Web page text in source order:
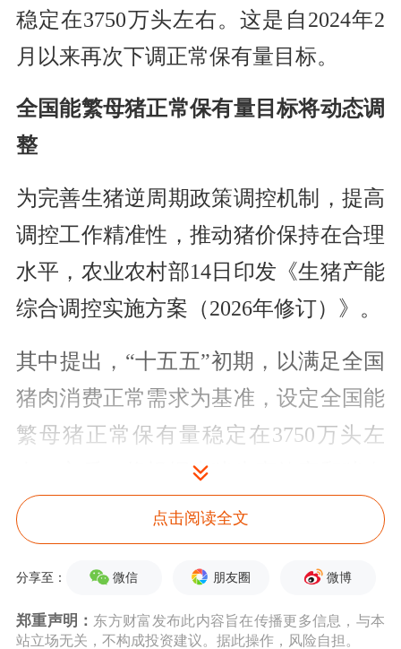
稳定在3750万头左右。这是自2024年2
月以来再次下调正常保有量目标。
全国能繁母猪正常保有量目标将动态调
整
为完善生猪逆周期政策调控机制，提高
调控工作精准性，推动猪价保持在合理
水平，农业农村部14日印发《生猪产能
综合调控实施方案（2026年修订）》。
其中提出，“十五五”初期，以满足全国
猪肉消费正常需求为基准，设定全国能
繁母猪正常保有量稳定在3750万头左
右。之后，将根据生猪生产效率和猪肉
消费量等变化情况，动态调整全国能繁
母猪正常保有量目标。
栏量绿色区域和黄色区域上限以及黄色
点击阅读全文
分享至： 微信 朋友圈 微博
郑重声明： 东方财富发布此内容旨在传播更多信息，与本
站立场无关，不构成投资建议。据此操作，风险自担。